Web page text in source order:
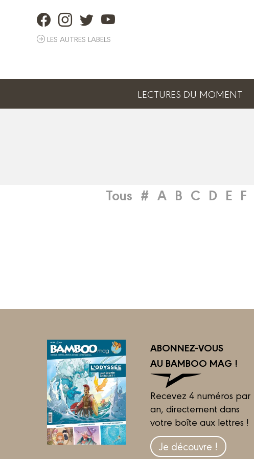
LES AUTRES LABELS
LECTURES DU MOMENT
Tous # A B C D E F
ABONNEZ-VOUS
AU BAMBOO MAG !
Recevez 4 numéros par
an, directement dans
votre boîte aux lettres !
Je découvre !